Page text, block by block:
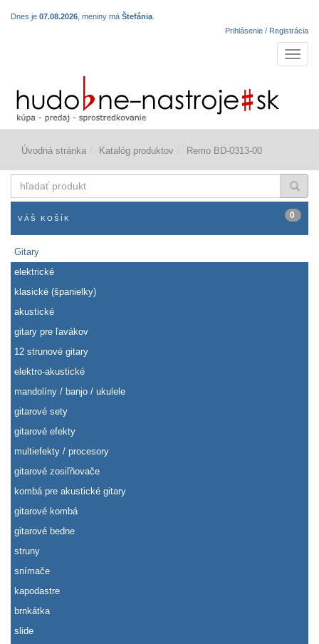
Dnes je 07.08.2026 , meniny má Štefánia
Prihlásenie / Registrácia
Úvodná stránka Katalóg produktov Remo BD-0313-00
produkt
VÁŠ KOŠÍK 0
Gitary
elektrické
klasické (španielky)
akustické
gitary pre ľavákov
12 strunové gitary
elektro-akustické
mandolíny / banjo / ukulele
gitarové sety
gitarové efekty
multiefekty / procesory
gitarové zosiľňovače
kombá pre akustické gitary
gitarové kombá
gitarové bedne
struny
snímače
kapodastre
brnkátka
slide